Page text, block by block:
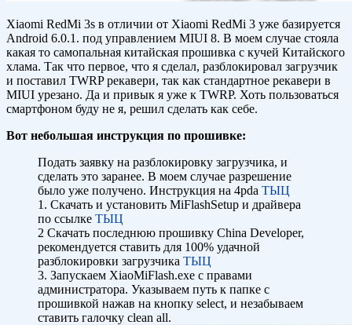
Xiaomi RedMi 3s в отличии от Xiaomi RedMi 3 уже базируется
Android 6.0.1. под управлением MIUI 8. В моем случае стояла
какая то самопальная китайская прошивка с кучей Китайского
хлама. Так что первое, что я сделал, разблокировал загрузчик
и поставил TWRP рекавери, так как стандартное рекавери в
MIUI урезано. Да и привык я уже к TWRP. Хоть пользоваться
смартфоном буду не я, решил сделать как себе.
Вот небольшая инструкция по прошивке:
Подать заявку на разблокировку загрузчика, и
сделать это заранее. В моем случае разрешение
было уже получено. Инструкция на 4pda ТЫЦ
1. Скачать и установить MiFlashSetup и драйвера
по ссылке ТЫЦ
2 Скачать последнюю прошивку China Developer,
рекомендуется ставить для 100% удачной
разблокировки загрузчика ТЫЦ
3. Запускаем XiaoMiFlash.exe с правами
администратора. Указываем путь к папке с
прошивкой нажав на кнопку select, и незабываем
ставить галочку clean all.